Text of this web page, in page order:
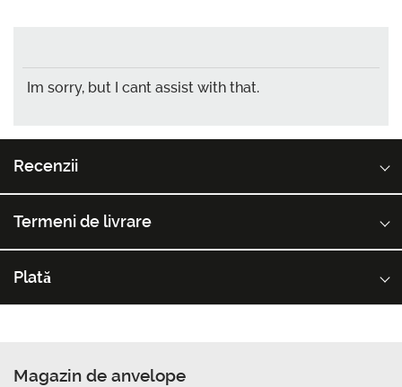
Im sorry, but I cant assist with that.
Recenzii
Termeni de livrare
Plată
Magazin de anvelope